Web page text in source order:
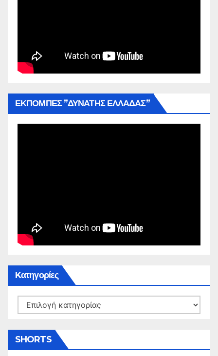
ΕΚΠΟΜΠΕΣ ”ΔΥΝΑΤΗΣ ΕΛΛΑΔΑΣ”
Kατηγορίες
Kατηγορίες
SHORTS